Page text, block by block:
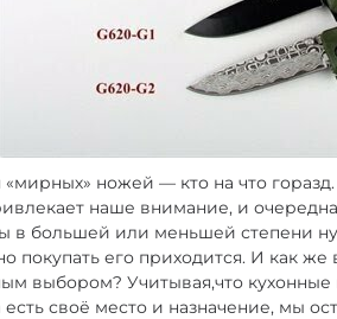
ножей — кто на что
наше внимание, и
в большей или меньшей степени
покупать его приходится. И как
выбором? Учитывая,что
своё место и назначение, мы